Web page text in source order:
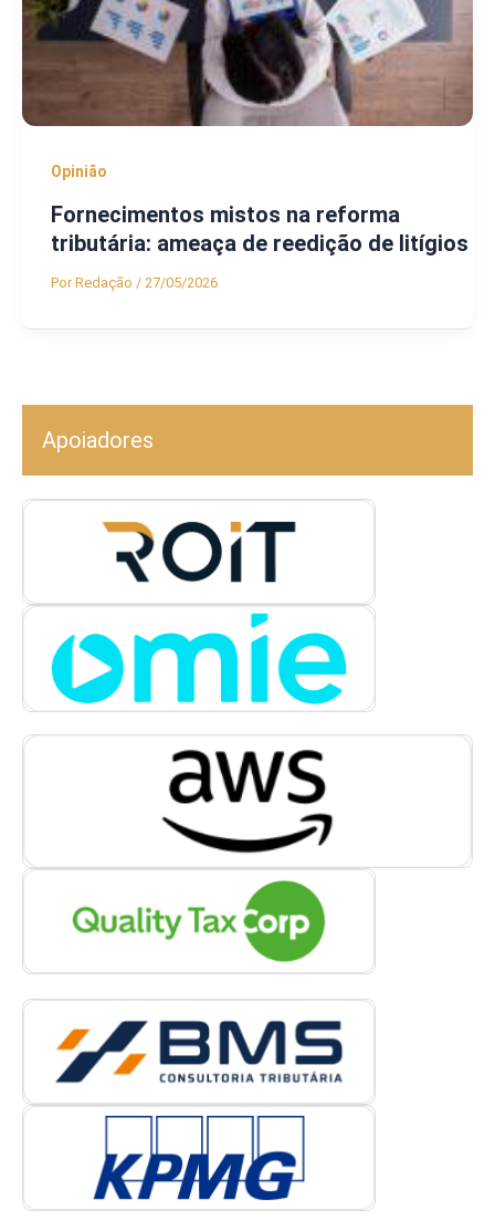
Opinião
Fornecimentos mistos na reforma
tributária: ameaça de reedição de litígios
PorRedação / 27/05/2026
Apoiadores